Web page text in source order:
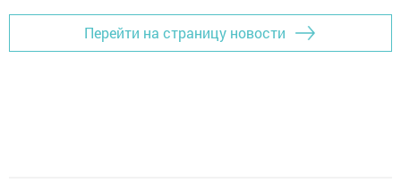
Перейти на страницу новости